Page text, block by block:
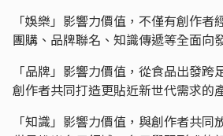
「娛樂」影響力價值，不僅有創作
團購、品牌聯名、知識傳遞等全面向
「品牌」影響力價值，從食品出發
創作者共同打造更貼近新世代需求的
「知識」影響力價值，與創作者共